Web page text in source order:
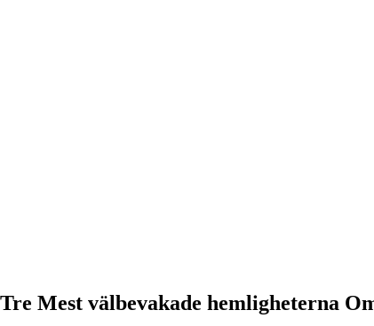
Tre Mest välbevakade hemligheterna